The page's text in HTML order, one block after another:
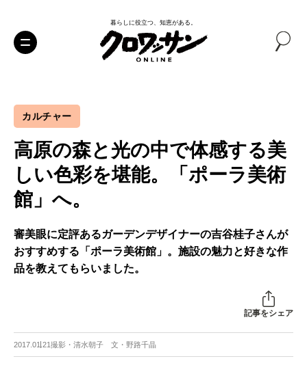
暮らしに役立つ、知恵がある。
カルチャー
高原の森と光の中で体感する美
しい色彩を堪能。「ポーラ美術
館」へ。
審美眼に定評あるガーデンデザイナーの吉谷桂子さんが
おすすめする「ポーラ美術館」。施設の魅力と好きな作
品を教えてもらいました。
記事をシェア
2017.01.21撮影・清水朝子 文・野路千晶